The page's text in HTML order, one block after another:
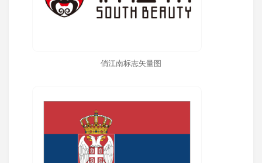
俏江南标志矢量图